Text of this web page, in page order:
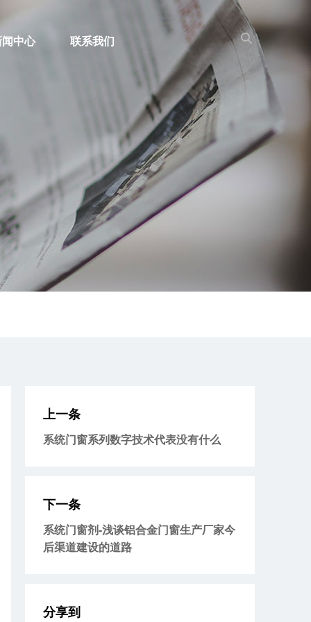
中心 联系我们
上一条
系统门窗系列数字技术代表没有什么
下一条
系统门窗剂-浅谈铝合金门窗生产厂家今
后渠道建设的道路
分享到